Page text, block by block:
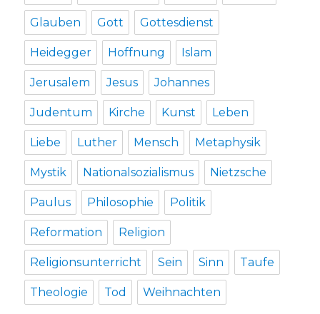
Glauben Gott Gottesdienst
Heidegger Hoffnung Islam
Jerusalem Jesus Johannes
Judentum Kirche Kunst Leben
Liebe Luther Mensch Metaphysik
Mystik Nationalsozialismus Nietzsche
Paulus Philosophie Politik
Reformation Religion
Religionsunterricht Sein Sinn Taufe
Theologie Tod Weihnachten